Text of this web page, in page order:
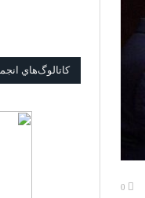
كاتالوگ‌هاي انجمن